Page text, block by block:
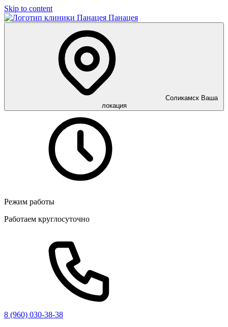
Skip to content
Панацея
Соликамск Ваша
локация
Режим работы
Работаем круглосуточно
8 (960) 030-38-38